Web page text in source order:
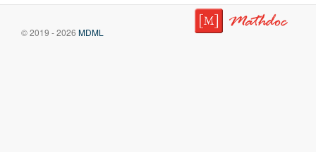
© 2019 - 2026 MDML